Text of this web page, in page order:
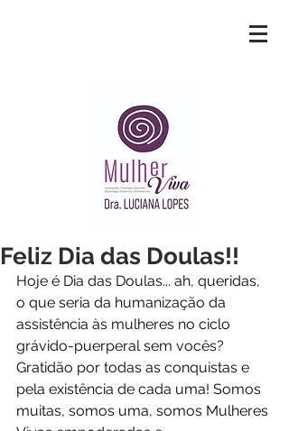
Feliz Dia das Doulas!!
Hoje é Dia das Doulas... ah, queridas,
o que seria da humanização da
assistência às mulheres no ciclo
grávido-puerperal sem vocês?
Gratidão por todas as conquistas e
pela existência de cada uma! Somos
muitas, somos uma, somos Mulheres